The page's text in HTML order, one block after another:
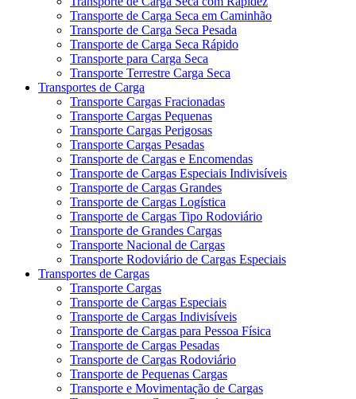
Transporte de Carga Seca em Caminhão
Transporte de Carga Seca Pesada
Transporte de Carga Seca Rápido
Transporte para Carga Seca
Transporte Terrestre Carga Seca
Transportes de Carga
Transporte Cargas Fracionadas
Transporte Cargas Pequenas
Transporte Cargas Perigosas
Transporte Cargas Pesadas
Transporte de Cargas e Encomendas
Transporte de Cargas Especiais Indivisíveis
Transporte de Cargas Grandes
Transporte de Cargas Logística
Transporte de Cargas Tipo Rodoviário
Transporte de Grandes Cargas
Transporte Nacional de Cargas
Transporte Rodoviário de Cargas Especiais
Transportes de Cargas
Transporte Cargas
Transporte de Cargas Especiais
Transporte de Cargas Indivisíveis
Transporte de Cargas para Pessoa Física
Transporte de Cargas Pesadas
Transporte de Cargas Rodoviário
Transporte de Pequenas Cargas
Transporte e Movimentação de Cargas